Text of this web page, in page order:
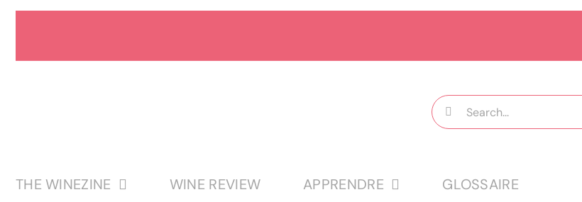
Passer
Rechercher:
THE WINEZINE WINE REVIEW APPRENDRE GLOSSAIRE